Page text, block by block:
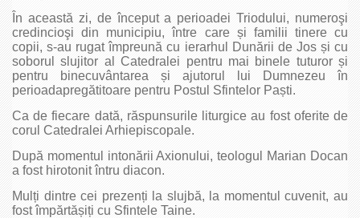
În această zi, de început a perioadei Triodului, numeroşi
credincioşi din municipiu, între care și familii tinere cu
copii, s-au rugat împreună cu ierarhul Dunării de Jos și cu
soborul slujitor al Catedralei pentru mai binele tuturor și
pentru binecuvântarea și ajutorul lui Dumnezeu în
perioadapregătitoare pentru Postul Sfintelor Paști.
Ca de fiecare dată, răspunsurile liturgice au fost oferite de
corul Catedralei Arhiepiscopale.
După momentul intonării Axionului, teologul Marian Docan
a fost hirotonit întru diacon.
Mulți dintre cei prezenți la slujbă, la momentul cuvenit, au
fost împărtășiți cu Sfintele Taine.